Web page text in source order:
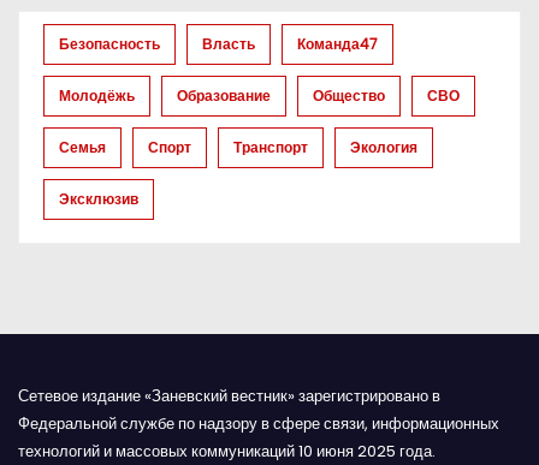
з
а
п
и
с
м
Безопасность Власть Команда47
Молодёжь Образование Общество СВО
Семья Спорт Транспорт Экология
Эксклюзив
Сетевое издание «Заневский вестник» зарегистрировано в
Федеральной службе по надзору в сфере связи, информационных
технологий и массовых коммуникаций 10 июня 2025 года.